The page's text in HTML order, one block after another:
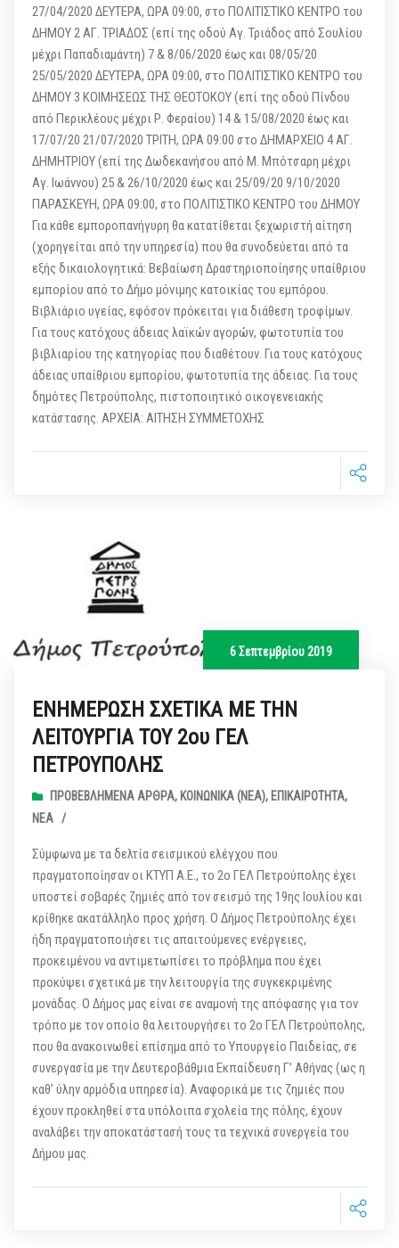
27/04/2020 ΔΕΥΤΕΡΑ, ΩΡΑ 09:00, στο ΠΟΛΙΤΙΣΤΙΚΟ ΚΕΝΤΡΟ του
ΔΗΜΟΥ 2 ΑΓ. ΤΡΙΑΔΟΣ (επί της οδού Αγ. Τριάδος από Σουλίου
μέχρι Παπαδιαμάντη) 7 & 8/06/2020 έως και 08/05/20
25/05/2020 ΔΕΥΤΕΡΑ, ΩΡΑ 09:00, στο ΠΟΛΙΤΙΣΤΙΚΟ ΚΕΝΤΡΟ του
ΔΗΜΟΥ 3 ΚΟΙΜΗΣΕΩΣ ΤΗΣ ΘΕΟΤΟΚΟΥ (επί της οδού Πίνδου
από Περικλέους μέχρι Ρ. Φεραίου) 14 & 15/08/2020 έως και
17/07/20 21/07/2020 ΤΡΙΤΗ, ΩΡΑ 09:00 στο ΔΗΜΑΡΧΕΙΟ 4 ΑΓ.
ΔΗΜΗΤΡΙΟΥ (επί της Δωδεκανήσου από Μ. Μπότσαρη μέχρι
Αγ. Ιωάννου) 25 & 26/10/2020 έως και 25/09/20 9/10/2020
ΠΑΡΑΣΚΕΥΗ, ΩΡΑ 09:00, στο ΠΟΛΙΤΙΣΤΙΚΟ ΚΕΝΤΡΟ του ΔΗΜΟΥ
Για κάθε εμποροπανήγυρη θα κατατίθεται ξεχωριστή αίτηση
(χορηγείται από την υπηρεσία) που θα συνοδεύεται από τα
εξής δικαιολογητικά: Βεβαίωση Δραστηριοποίησης υπαίθριου
εμπορίου από το Δήμο μόνιμης κατοικίας του εμπόρου.
Βιβλιάριο υγείας, εφόσον πρόκειται για διάθεση τροφίμων.
Για τους κατόχους άδειας λαϊκών αγορών, φωτοτυπία του
βιβλιαρίου της κατηγορίας που διαθέτουν. Για τους κατόχους
άδειας υπαίθριου εμπορίου, φωτοτυπία της άδειας. Για τους
δημότες Πετρούπολης, πιστοποιητικό οικογενειακής
κατάστασης. ΑΡΧΕΙΑ: ΑΙΤΗΣΗ ΣΥΜΜΕΤΟΧΗΣ
6 Σεπτεμβρίου 2019
ΕΝΗΜΕΡΩΣΗ ΣΧΕΤΙΚΑ ΜΕ ΤΗΝ
ΛΕΙΤΟΥΡΓΙΑ ΤΟΥ 2ου ΓΕΛ
ΠΕΤΡΟΥΠΟΛΗΣ
ΠΡΟΒΕΒΛΗΜΈΝΑ ΆΡΘΡΑ, ΚΟΙΝΩΝΙΚΆ (ΝΕΑ), ΕΠΙΚΑΙΡΌΤΗΤΑ,
ΝΈΑ /
Σύμφωνα με τα δελτία σεισμικού ελέγχου που
πραγματοποίησαν οι ΚΤΥΠ Α.Ε., το 2ο ΓΕΛ Πετρούπολης έχει
υποστεί σοβαρές ζημιές από τον σεισμό της 19ης Ιουλίου και
κρίθηκε ακατάλληλο προς χρήση. Ο Δήμος Πετρούπολης έχει
ήδη πραγματοποιήσει τις απαιτούμενες ενέργειες,
προκειμένου να αντιμετωπίσει το πρόβλημα που έχει
προκύψει σχετικά με την λειτουργία της συγκεκριμένης
μονάδας. Ο Δήμος μας είναι σε αναμονή της απόφασης για τον
τρόπο με τον οποίο θα λειτουργήσει το 2ο ΓΕΛ Πετρούπολης,
που θα ανακοινωθεί επίσημα από το Υπουργείο Παιδείας, σε
συνεργασία με την Δευτεροβάθμια Εκπαίδευση Γ’ Αθήνας (ως η
καθ’ ύλην αρμόδια υπηρεσία). Αναφορικά με τις ζημιές που
έχουν προκληθεί στα υπόλοιπα σχολεία της πόλης, έχουν
αναλάβει την αποκατάστασή τους τα τεχνικά συνεργεία του
Δήμου μας.